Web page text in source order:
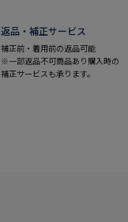
返品・補正サービス
補正前・着用前の返品可能
※一部返品不可商品あり購入時の
補正サービスも承ります。